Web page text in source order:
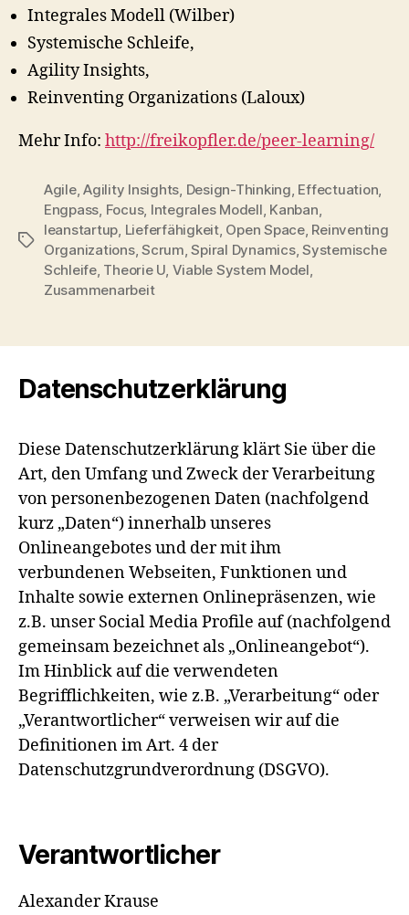
Integrales Modell (Wilber)
Systemische Schleife,
Agility Insights,
Reinventing Organizations (Laloux)
Mehr Info: http://freikopfler.de/peer-learning/
Schlagwörter
Agile,Agility Insights, Design-Thinking, Effectuation,
Engpass, Focus, Integrales Modell, Kanban,
leanstartup, Lieferfähigkeit, Open Space, Reinventing
Organizations,Scrum,Spiral Dynamics,Systemische
Schleife, Theorie U, Viable System Model,
Zusammenarbeit
Datenschutzerklärung
Diese Datenschutzerklärung klärt Sie über die
Art, den Umfang und Zweck der Verarbeitung
von personenbezogenen Daten (nachfolgend
kurz „Daten“) innerhalb unseres
Onlineangebotes und der mit ihm
verbundenen Webseiten, Funktionen und
Inhalte sowie externen Onlinepräsenzen, wie
z.B. unser Social Media Profile auf (nachfolgend
gemeinsam bezeichnet als „Onlineangebot“).
Im Hinblick auf die verwendeten
Begrifflichkeiten, wie z.B. „Verarbeitung“ oder
„Verantwortlicher“ verweisen wir auf die
Definitionen im Art. 4 der
Datenschutzgrundverordnung (DSGVO).
Verantwortlicher
Alexander Krause